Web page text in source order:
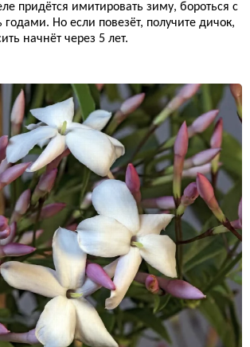
придётся имитировать зиму, бороться с
Но если повезёт, получите дичок,
начнёт через 5 лет.